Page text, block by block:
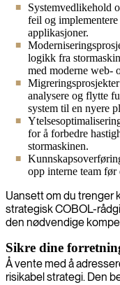
Systemvedlikehold
feil og
applikasjoner.
logikk fra
med moderne web-
analysere og flytte
system til en nyere
for å forbedre
stormaskinen.
opp interne team før
Uansett om du trenger
strategisk COBOL-
den nødvendige
Sikre dine
Å vente med å
risikabel strategi. Den